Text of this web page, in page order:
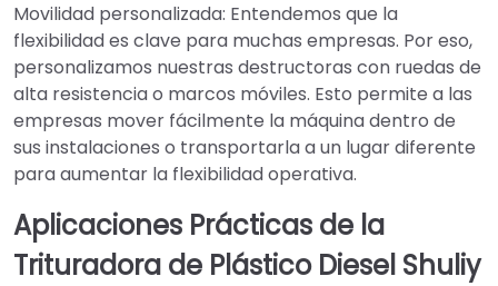
Movilidad personalizada: Entendemos que la
flexibilidad es clave para muchas empresas. Por eso,
personalizamos nuestras destructoras con ruedas de
alta resistencia o marcos móviles. Esto permite a las
empresas mover fácilmente la máquina dentro de
sus instalaciones o transportarla a un lugar diferente
para aumentar la flexibilidad operativa.
Aplicaciones Prácticas de la
Trituradora de Plástico Diesel Shuliy